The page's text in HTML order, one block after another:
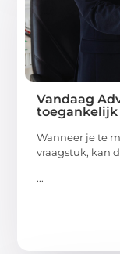
Vandaag
toegankelijk
Wanneer je te
vraagstuk, kan
...